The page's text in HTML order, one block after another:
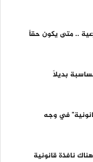
.. متى يكون حقاً
بديلاً
في وجه
نافذة قانونية